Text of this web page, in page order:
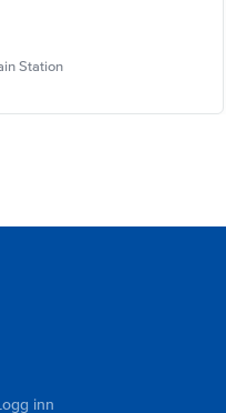
Station
inn